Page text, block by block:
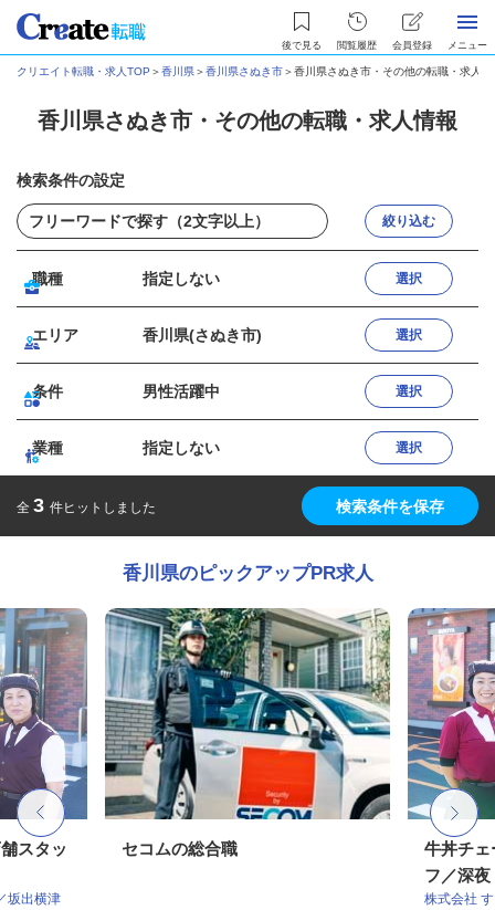
後で見る 閲覧履歴 会員登録 メニュー
クリエイト転職・求人TOP ＞香川県＞香川県さぬき市＞香川県さぬき市・その他の転職・求人情
香川県さぬき市・その他の転職・求人情報
検索条件の設定
絞り込む
職種 指定しない 選択
エリア 香川県(さぬき市) 選択
条件 男性活躍中 選択
業種 指定しない 選択
全 3 件ヒットしました 検索条件を保存
香川県のピックアップPR求人
スタッ
坂出横津
セコムの総合職
牛丼チェ
フ／深夜
株式会社